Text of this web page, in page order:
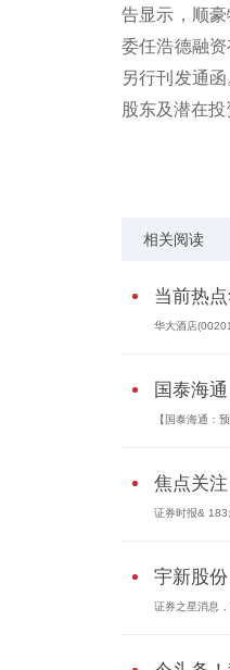
告显示，顺
委任浩德融
另行刊发通
股东及潜在
相关阅读
当前热
华大酒店
国泰海
【国泰海通：
焦点关
证券时报&
宇新股
证券之星消息